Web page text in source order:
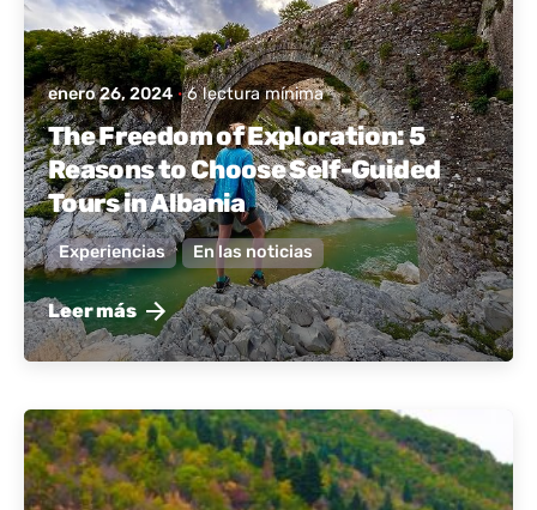
enero 26, 2024 6 lectura mínima
The Freedom of Exploration: 5
Reasons to Choose Self-Guided
Tours in Albania
Experiencias En las noticias
Leer más
publicado por
Albania activa